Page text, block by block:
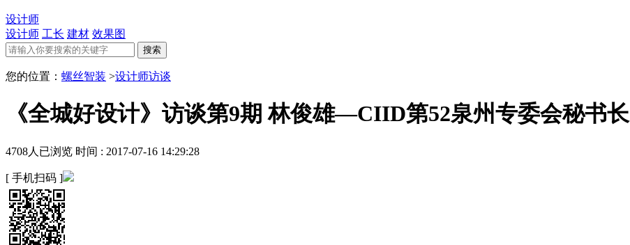
设计师
设计师 工长 建材 效果图
您的位置： 螺丝智装 >设计师访谈
《全城好设计》访谈第9期 林俊雄—CIID第52泉州专委会秘书长
4708人已浏览 时间 : 2017-07-16 14:29:28
[ 手机扫码 ]